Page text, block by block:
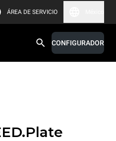
ÁREA DE SERVICIO
CONFIGURADOR